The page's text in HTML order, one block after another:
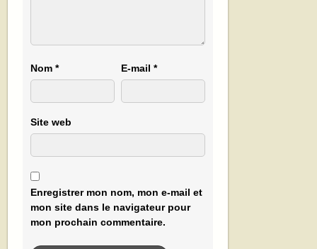
Nom* E-mail*
Site web
Enregistrer mon nom, mon e-mail et
mon site dans le navigateur pour
mon prochain commentaire.